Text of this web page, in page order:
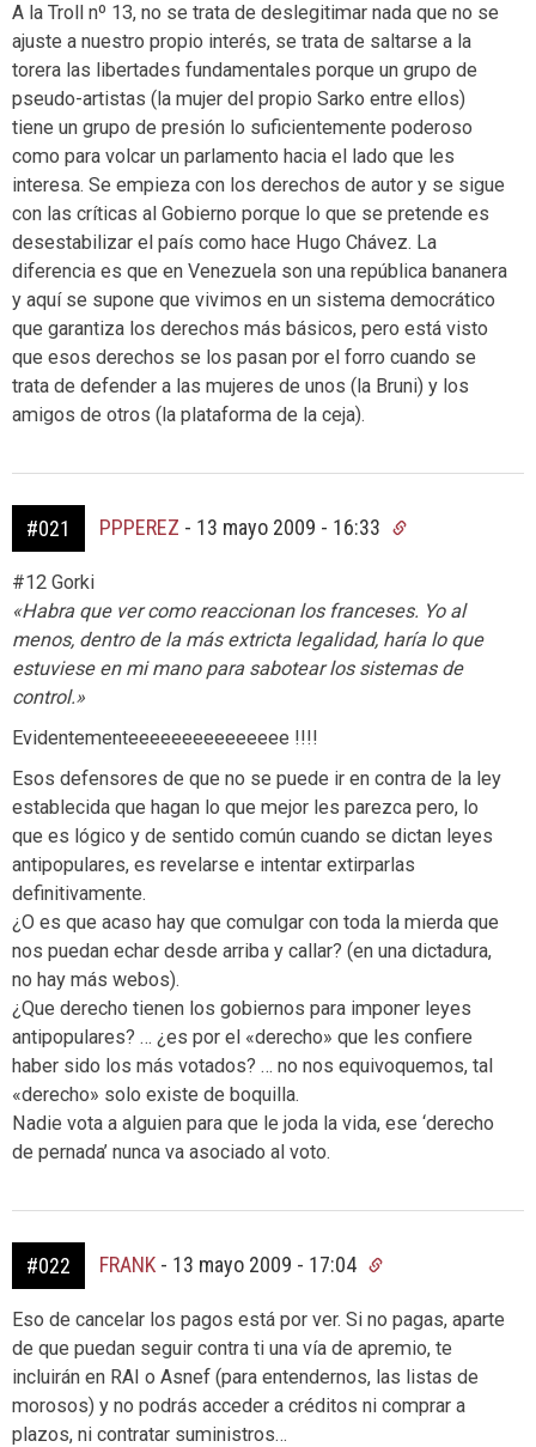
A la Troll nº 13, no se trata de deslegitimar nada que no se
ajuste a nuestro propio interés, se trata de saltarse a la
torera las libertades fundamentales porque un grupo de
pseudo-artistas (la mujer del propio Sarko entre ellos)
tiene un grupo de presión lo suficientemente poderoso
como para volcar un parlamento hacia el lado que les
interesa. Se empieza con los derechos de autor y se sigue
con las críticas al Gobierno porque lo que se pretende es
desestabilizar el país como hace Hugo Chávez. La
diferencia es que en Venezuela son una república bananera
y aquí se supone que vivimos en un sistema democrático
que garantiza los derechos más básicos, pero está visto
que esos derechos se los pasan por el forro cuando se
trata de defender a las mujeres de unos (la Bruni) y los
amigos de otros (la plataforma de la ceja).
#021 PPPEREZ - 13 mayo 2009 - 16:33
#12 Gorki
«Habra que ver como reaccionan los franceses. Yo al
menos, dentro de la más extricta legalidad, haría lo que
estuviese en mi mano para sabotear los sistemas de
control.»
Evidentementeeeeeeeeeeeeeee !!!!
Esos defensores de que no se puede ir en contra de la ley
establecida que hagan lo que mejor les parezca pero, lo
que es lógico y de sentido común cuando se dictan leyes
antipopulares, es revelarse e intentar extirparlas
definitivamente.
¿O es que acaso hay que comulgar con toda la mierda que
nos puedan echar desde arriba y callar? (en una dictadura,
no hay más webos).
¿Que derecho tienen los gobiernos para imponer leyes
antipopulares? … ¿es por el «derecho» que les confiere
haber sido los más votados? … no nos equivoquemos, tal
«derecho» solo existe de boquilla.
Nadie vota a alguien para que le joda la vida, ese ‘derecho
de pernada’ nunca va asociado al voto.
#022 FRANK - 13 mayo 2009 - 17:04
Eso de cancelar los pagos está por ver. Si no pagas, aparte
de que puedan seguir contra ti una vía de apremio, te
incluirán en RAI o Asnef (para entendernos, las listas de
morosos) y no podrás acceder a créditos ni comprar a
plazos, ni contratar suministros…